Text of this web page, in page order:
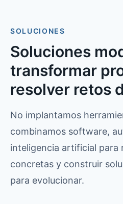
SOLUCIONES
Soluciones
transformar
resolver retos
No implantamos
combinamos software,
inteligencia artificial para
concretas y construir
para evolucionar.